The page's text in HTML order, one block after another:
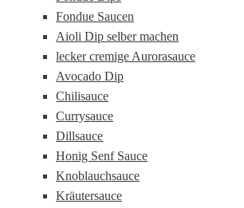
Fondue Saucen
Aioli Dip selber machen
lecker cremige Aurorasauce
Avocado Dip
Chilisauce
Currysauce
Dillsauce
Honig Senf Sauce
Knoblauchsauce
Kräutersauce